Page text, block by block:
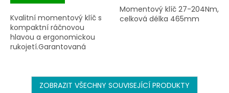
Kvalitní momentový klíč s
kompaktní ráčnovou
hlavou a ergonomickou
rukojetí.Garantovaná
požadovaného
utahovacího...
5
hvězdiček.
Momentový klíč 27-204Nm,
celková délka 465mm
ZOBRAZIT VŠECHNY SOUVISEJÍCÍ PRODUKTY